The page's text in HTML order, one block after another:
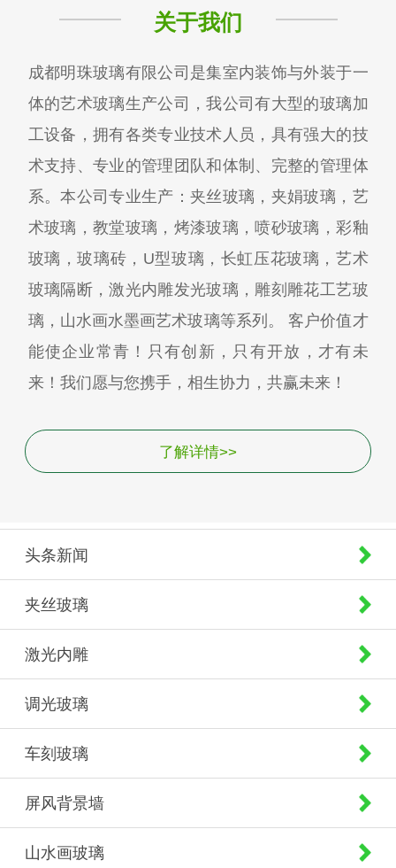
关于我们
成都明珠玻璃有限公司是集室内装饰与外装于一
体的艺术玻璃生产公司，我公司有大型的玻璃加
工设备，拥有各类专业技术人员，具有强大的技
术支持、专业的管理团队和体制、完整的管理体
系。本公司专业生产：夹丝玻璃，夹娟玻璃，艺
术玻璃，教堂玻璃，烤漆玻璃，喷砂玻璃，彩釉
玻璃，玻璃砖，U型玻璃，长虹压花玻璃，艺术
玻璃隔断，激光内雕发光玻璃，雕刻雕花工艺玻
璃，山水画水墨画艺术玻璃等系列。 客户价值才
能使企业常青！只有创新，只有开放，才有未
来！我们愿与您携手，相生协力，共赢未来！
了解详情>>
头条新闻
夹丝玻璃
激光内雕
调光玻璃
车刻玻璃
屏风背景墙
山水画玻璃